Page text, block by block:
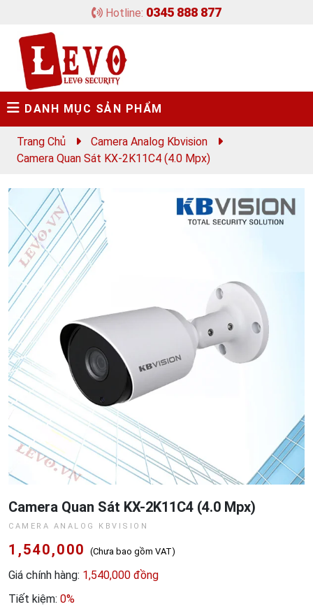
Hotline: 0345 888 877
DANH MỤC SẢN PHẨM
Trang Chủ
Camera Analog Kbvision
Camera Quan Sát KX-2K11C4 (4.0 Mpx)
Camera Quan Sát KX-2K11C4 (4.0 Mpx)
CAMERA ANALOG KBVISION
1,540,000 (Chưa bao gồm VAT)
Giá chính hàng: 1,540,000 đồng
Tiết kiệm: 0%